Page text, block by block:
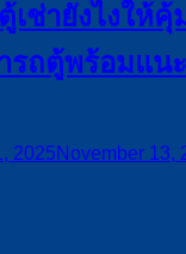
เช่ายังไงให้คุ้
รถตู้พร้อมแน
2025November 13,